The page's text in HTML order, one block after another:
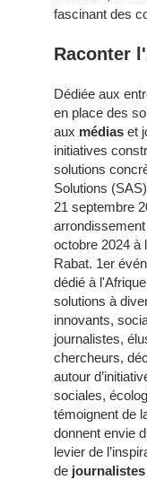
fascinant des
Raconter
Dédiée aux
en place des
aux médias et
initiatives
solutions
Solutions
21 septembre
octobre 2024 à
Rabat. 1er
dédié à
solutions à
innovants,
journalistes,
chercheurs,
autour
sociales,
témoignent de
donnent envie
levier de
de journalistes